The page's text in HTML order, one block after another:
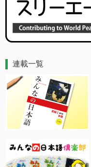
連載一覧